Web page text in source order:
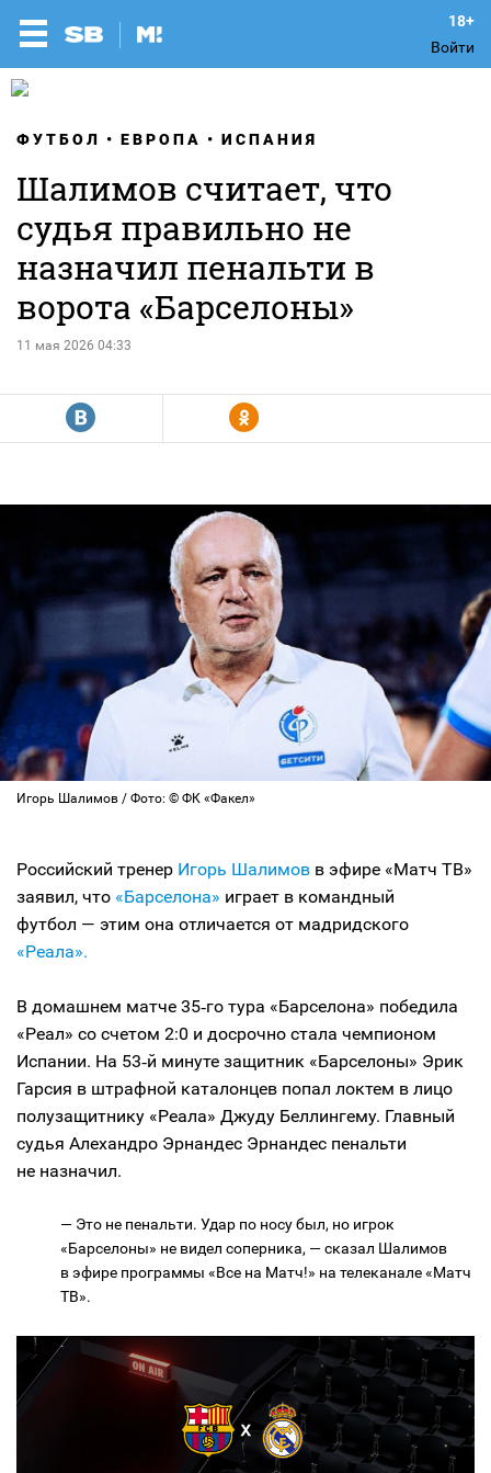
Войти
ФУТБОЛ ЕВРОПА ИСПАНИЯ
Шалимов считает, что
судья правильно не
назначил пенальти в
ворота «Барселоны»
11 мая 2026 04:33
R Y
Игорь Шалимов / Фото: © ФК «Факел»
Российский тренер Игорь Шалимов в эфире «Матч ТВ»
заявил, что «Барселона» играет в командный
футбол — этим она отличается от мадридского
«Реала».
В домашнем матче 35‑го тура «Барселона» победила
«Реал» со счетом 2:0 и досрочно стала чемпионом
Испании. На 53‑й минуте защитник «Барселоны» Эрик
Гарсия в штрафной каталонцев попал локтем в лицо
полузащитнику «Реала» Джуду Беллингему. Главный
судья Алехандро Эрнандес Эрнандес пенальти
не назначил.
— Это не пенальти. Удар по носу был, но игрок
«Барселоны» не видел соперника, — сказал Шалимов
в эфире программы «Все на Матч!» на телеканале «Матч
ТВ».